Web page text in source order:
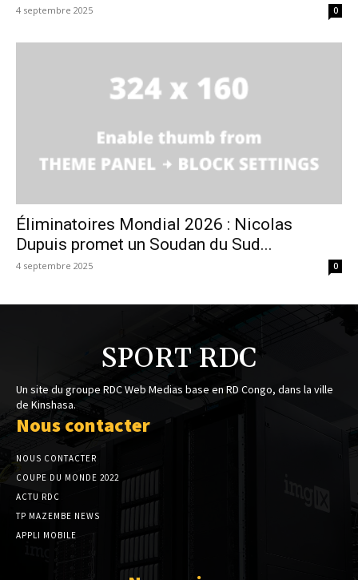
4 septembre 2025 0
Éliminatoires Mondial 2026 : Nicolas
Dupuis promet un Soudan du Sud...
4 septembre 2025 0
SPORT RDC
Un site du groupe RDC Web Medias base en RD Congo, dans la ville
de Kinshasa.
Nous contacter
NOUS CONTACTER
COUPE DU MONDE 2022
ACTU RDC
TP MAZEMBE NEWS
APPLI MOBILE